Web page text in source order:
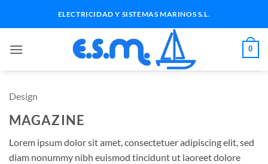
ELECTRICIDAD Y SISTEMAS MARINOS S.L.
0
Design
MAGAZINE
Lorem ipsum dolor sit amet, consectetuer adipiscing elit, sed
diam nonummy nibh euismod tincidunt ut laoreet dolore